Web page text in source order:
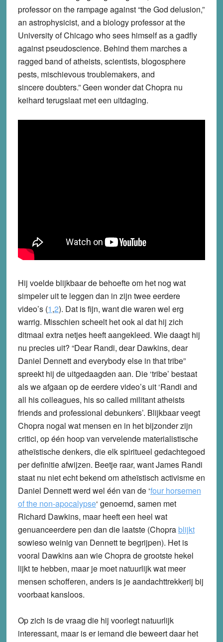
professor on the rampage against “the God delusion,”
an astrophysicist, and a biology professor at the
University of Chicago who sees himself as a gadfly
against pseudoscience. Behind them marches a
ragged band of atheists, scientists, blogosphere
pests, mischievous troublemakers, and
sincere doubters.” Geen wonder dat Chopra nu
keihard terugslaat met een uitdaging.
Hij voelde blijkbaar de behoefte om het nog wat
simpeler uit te leggen dan in zijn twee eerdere
video’s (1,2). Dat is fijn, want die waren wel erg
warrig. Misschien scheelt het ook al dat hij zich
ditmaal extra netjes heeft aangekleed. Wie daagt hij
nu precies uit? “Dear Randi, dear Dawkins, dear
Daniel Dennett and everybody else in that tribe”
spreekt hij de uitgedaagden aan. Die ‘tribe’ bestaat
als we afgaan op de eerdere video’s uit ‘Randi and
all his colleagues, his so called militant atheists
friends and professional debunkers’. Blijkbaar veegt
Chopra nogal wat mensen en in het bijzonder zijn
critici, op één hoop van vervelende materialistische
atheïstische denkers, die elk spiritueel gedachtegoed
per definitie afwijzen. Beetje raar, want James Randi
staat nu niet echt bekend om atheïstisch activisme en
Daniel Dennett werd wel één van de ‘four horsemen
of the non-apocalypse‘ genoemd, samen met
Richard Dawkins, maar heeft een heel wat
genuanceerdere pen dan die laatste (Chopra blijkt
sowieso weinig van Dennett te begrijpen). Het is
vooral Dawkins aan wie Chopra de grootste hekel
lijkt te hebben, maar je moet natuurlijk wat meer
mensen schofferen, anders is je aandachttrekkerij bij
voorbaat kansloos.
Op zich is de vraag die hij voorlegt natuurlijk
interessant, maar is er iemand die beweert daar het